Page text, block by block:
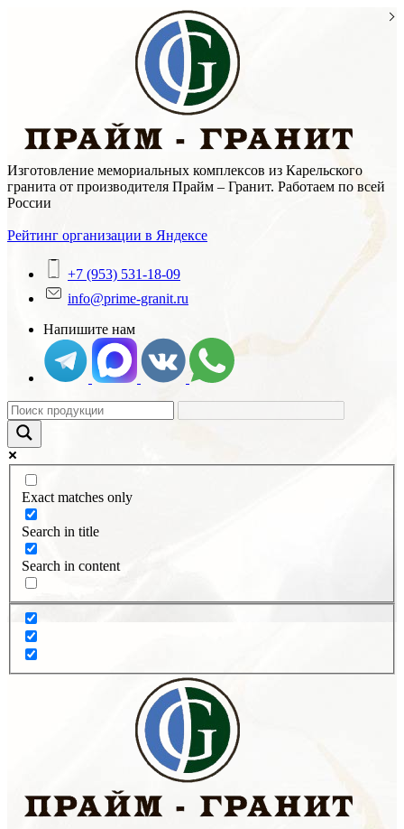
Изготовление мемориальных комплексов из Карельского
гранита от производителя Прайм – Гранит. Работаем по всей
России
Рейтинг организации в Яндексе
+7 (953) 531-18-09
info@prime-granit.ru
Напишите нам
Exact matches only
Search in title
Search in content